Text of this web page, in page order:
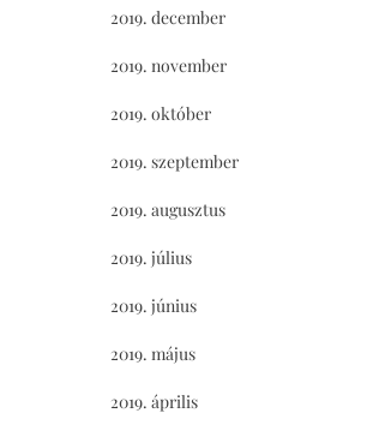
2019. december
2019. november
2019. október
2019. szeptember
2019. augusztus
2019. július
2019. június
2019. május
2019. április